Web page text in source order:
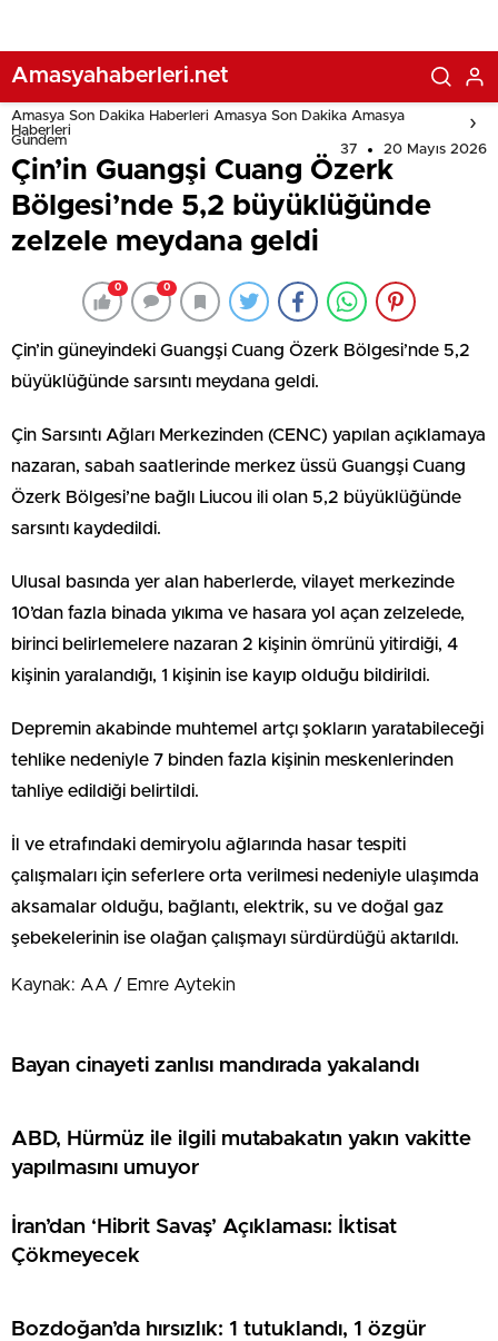
Amasyahaberleri.net
Amasya Son Dakika Haberleri Amasya Son Dakika Amasya
Haberleri
Gündem
37 20 Mayıs 2026
Çin’in Guangşi Cuang Özerk
Bölgesi’nde 5,2 büyüklüğünde
zelzele meydana geldi
0 0
Çin’in güneyindeki Guangşi Cuang Özerk Bölgesi’nde 5,2
büyüklüğünde sarsıntı meydana geldi.
Çin Sarsıntı Ağları Merkezinden (CENC) yapılan açıklamaya
nazaran, sabah saatlerinde merkez üssü Guangşi Cuang
Özerk Bölgesi’ne bağlı Liucou ili olan 5,2 büyüklüğünde
sarsıntı kaydedildi.
Ulusal basında yer alan haberlerde, vilayet merkezinde
10’dan fazla binada yıkıma ve hasara yol açan zelzelede,
birinci belirlemelere nazaran 2 kişinin ömrünü yitirdiği, 4
kişinin yaralandığı, 1 kişinin ise kayıp olduğu bildirildi.
Depremin akabinde muhtemel artçı şokların yaratabileceği
tehlike nedeniyle 7 binden fazla kişinin meskenlerinden
tahliye edildiği belirtildi.
İl ve etrafındaki demiryolu ağlarında hasar tespiti
çalışmaları için seferlere orta verilmesi nedeniyle ulaşımda
aksamalar olduğu, bağlantı, elektrik, su ve doğal gaz
şebekelerinin ise olağan çalışmayı sürdürdüğü aktarıldı.
Kaynak: AA / Emre Aytekin
Bayan cinayeti zanlısı mandırada yakalandı
ABD, Hürmüz ile ilgili mutabakatın yakın vakitte
yapılmasını umuyor
İran’dan ‘Hibrit Savaş’ Açıklaması: İktisat
Çökmeyecek
Bozdoğan’da hırsızlık: 1 tutuklandı, 1 özgür